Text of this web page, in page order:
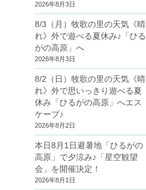
2026年8月3日
8/3（月）牧歌の里の天気《晴
れ》外で遊べる夏休み♪「ひる
がの高原」へ
2026年8月3日
8/2（日）牧歌の里の天気《晴
れ》外で思いっきり遊べる夏
休み「ひるがの高原」へエス
ケープ♪
2026年8月2日
本日8月1日避暑地「ひるがの
高原」で夕涼み♪「星空観望
会」を開催決定！
2026年8月1日